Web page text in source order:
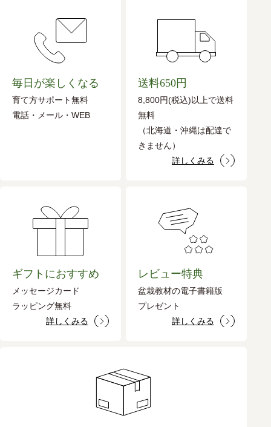
毎日が楽しくなる
育て方サポート無料
電話・メール・WEB
送料650円
8,800円(税込)以上で送料
無料
（北海道・沖縄は配達で
きません）
詳しくみる
ギフトにおすすめ
メッセージカード
ラッピング無料
詳しくみる
レビュー特典
盆栽教材の電子書籍版
プレゼント
詳しくみる